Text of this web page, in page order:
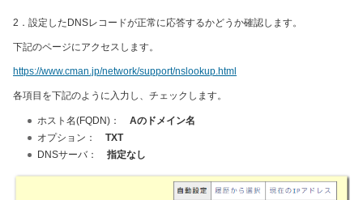
2．設定したDNSレコードが正常に応答するかどうか確認します。
下記のページにアクセスします。
https://www.cman.jp/network/support/nslookup.html
各項目を下記のように入力し、チェックします。
ホスト名(FQDN)： Aのドメイン名
オプション： TXT
DNSサーバ： 指定なし